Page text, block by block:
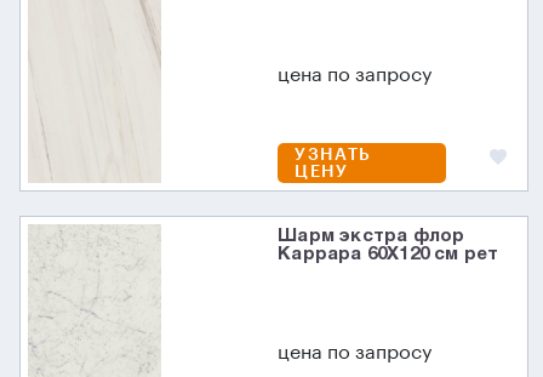
цена по запросу
УЗНАТЬ
ЦЕНУ
Шарм экстра флор
Каррара 60X120 см рет
цена по запросу